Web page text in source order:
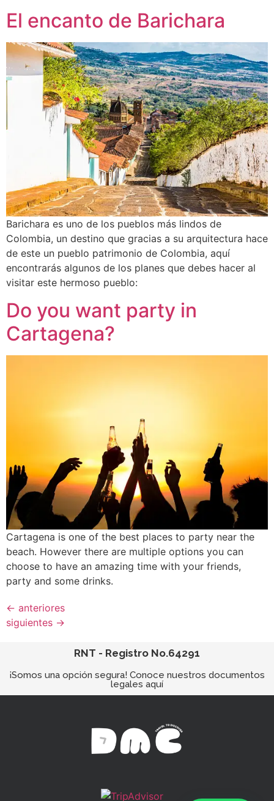
El encanto de Barichara
Barichara es uno de los pueblos más lindos de
Colombia, un destino que gracias a su arquitectura hace
de este un pueblo patrimonio de Colombia, aquí
encontrarás algunos de los planes que debes hacer al
visitar este hermoso pueblo:
Do you want party in
Cartagena?
Cartagena is one of the best places to party near the
beach. However there are multiple options you can
choose to have an amazing time with your friends,
party and some drinks.
← anteriores
siguientes →
RNT - Registro No.64291
¡Somos una opción segura! Conoce nuestros documentos
legales aquí